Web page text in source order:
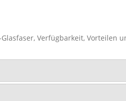
Verfügbarkeit, Vorteilen